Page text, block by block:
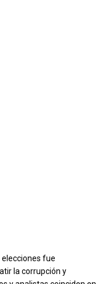
fue
la corrupción y